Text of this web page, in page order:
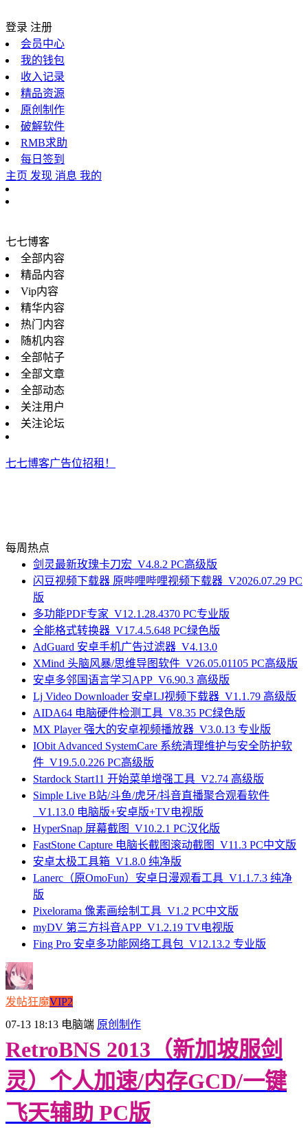
登录 注册
会员中心
我的钱包
收入记录
精品资源
原创制作
破解软件
RMB求助
每日签到
主页 发现 消息 我的
七七博客
全部内容
精品内容
Vip内容
精华内容
热门内容
随机内容
全部帖子
全部文章
全部动态
关注用户
关注论坛
七七博客广告位招租！
每周热点
剑灵最新玫瑰卡刀宏_V4.8.2 PC高级版
闪豆视频下载器 原哔哩哔哩视频下载器_V2026.07.29 PC
版
多功能PDF专家_V12.1.28.4370 PC专业版
全能格式转换器_V17.4.5.648 PC绿色版
AdGuard 安卓手机广告过滤器_V4.13.0
XMind 头脑风暴/思维导图软件_V26.05.01105 PC高级版
安卓多邻国语言学习APP_V6.90.3 高级版
Lj Video Downloader 安卓LJ视频下载器_V1.1.79 高级版
AIDA64 电脑硬件检测工具_V8.35 PC绿色版
MX Player 强大的安卓视频播放器_V3.0.13 专业版
IObit Advanced SystemCare 系统清理维护与安全防护软
件_V19.5.0.226 PC高级版
Stardock Start11 开始菜单增强工具_V2.74 高级版
Simple Live B站/斗鱼/虎牙/抖音直播聚合观看软件
_V1.13.0 电脑版+安卓版+TV电视版
HyperSnap 屏幕截图_V10.2.1 PC汉化版
FastStone Capture 电脑长截图滚动截图_V11.3 PC中文版
安卓太极工具箱_V1.8.0 纯净版
Lanerc（原OmoFun）安卓日漫观看工具_V1.1.7.3 纯净
版
Pixelorama 像素画绘制工具_V1.2 PC中文版
myDV 第三方抖音APP_V1.2.19 TV电视版
Fing Pro 安卓多功能网络工具包_V12.13.2 专业版
发帖狂魔VIP2
07-13 18:13 电脑端 原创制作
RetroBNS 2013（新加坡服剑
灵）个人加速/内存GCD/一键
飞天辅助 PC版